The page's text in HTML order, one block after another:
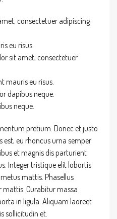
consectetuer adipiscing
eu risus.
sit amet, consectetuer
mauris eu risus.
dapibus neque.
neque.
pretium. Donec et justo
est, eu rhoncus urna semper
et magnis dis parturient
Integer tristique elit lobortis
mattis. Phasellus
mattis. Curabitur massa
in ligula. Aliquam laoreet
sollicitudin et.